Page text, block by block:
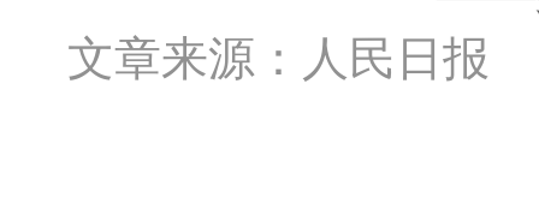
文章来源：人民日